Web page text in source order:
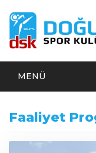
MENÜ
Faaliyet